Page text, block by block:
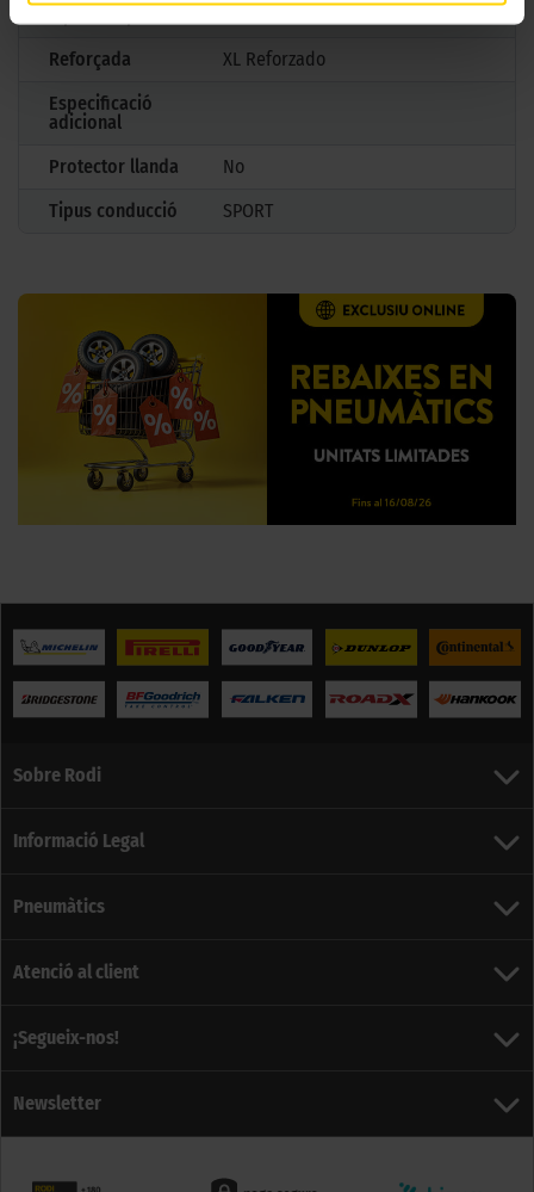
Reforçada
XL Reforzado
Especificació
adicional
Protector llanda
No
Tipus conducció
SPORT
Sobre Rodi
Informació Legal
Pneumàtics
Atenció al client
¡Segueix-nos!
Newsletter